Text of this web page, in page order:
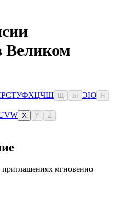
Великом
РСТУФХЦЧШ Ы ЭЮ Я
VW X Y Z
мгновенно